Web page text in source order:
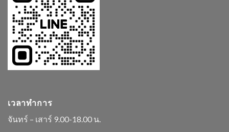
เวลาทำการ
จันทร์ – เสาร์ 9.00-18.00 น.